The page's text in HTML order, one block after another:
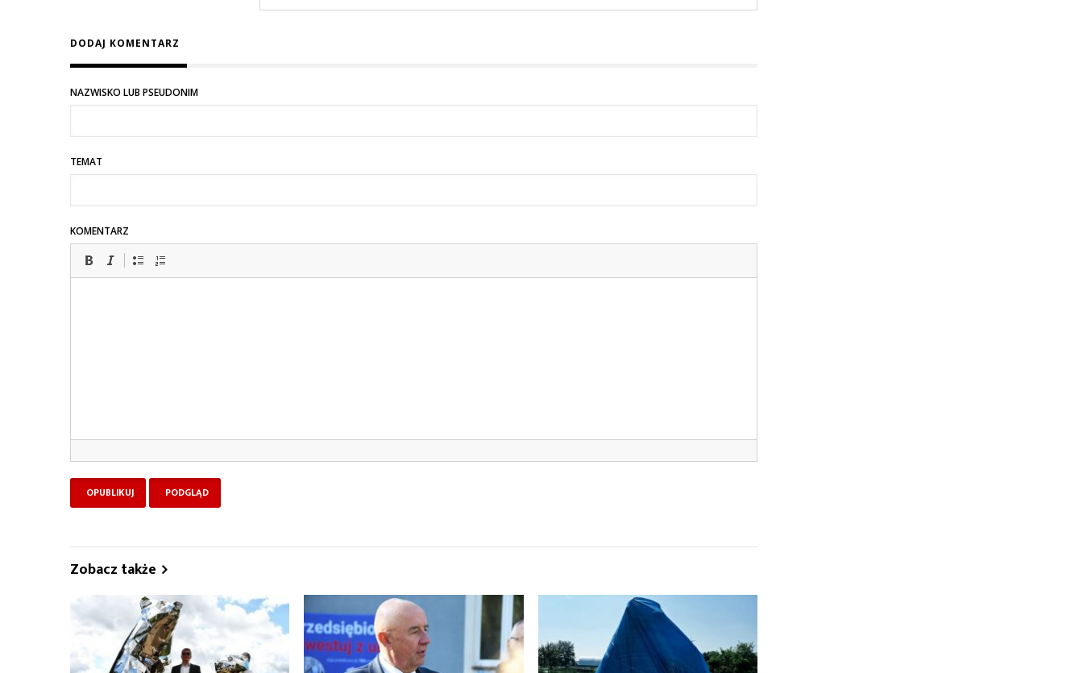
odpowiedzi
na
.
DODAJ KOMENTARZ
NAZWISKO LUB PSEUDONIM
TEMAT
KOMENTARZ
Zobacz także